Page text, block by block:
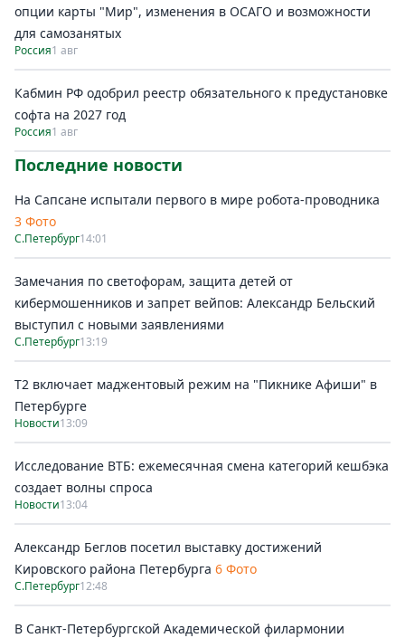
опции карты "Мир", изменения в ОСАГО и возможности
для самозанятых
Россия1 авг
Кабмин РФ одобрил реестр обязательного к предустановке
софта на 2027 год
Россия1 авг
Последние новости
На Сапсане испытали первого в мире робота-проводника
3 Фото
С.Петербург14:01
Замечания по светофорам, защита детей от
кибермошенников и запрет вейпов: Александр Бельский
выступил с новыми заявлениями
С.Петербург13:19
Т2 включает маджентовый режим на "Пикнике Афиши" в
Петербурге
Новости13:09
Исследование ВТБ: ежемесячная смена категорий кешбэка
создает волны спроса
Новости13:04
Александр Беглов посетил выставку достижений
Кировского района Петербурга 6 Фото
С.Петербург12:48
В Санкт-Петербургской Академической филармонии